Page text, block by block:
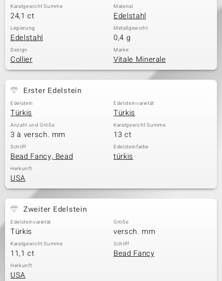
Classics
Karatgewicht Summe
24,1 ct
Material
Edelstahl
Legierung
Edelstahl
Metallgewicht
0,4 g
Design
Collier
Marke
Vitale Minerale
Erster Edelstein
Edelstein
Türkis
Edelsteinvarietät
Türkis
Anzahl und Größe
3 à versch. mm
Karatgewicht Summe
13 ct
Schliff
Bead Fancy, Bead
Edelsteinfarbe
türkis
Herkunft
USA
Zweiter Edelstein
Edelsteinvarietät
Türkis
Größe
versch. mm
Karatgewicht Summe
11,1 ct
Schliff
Bead Fancy
Herkunft
USA